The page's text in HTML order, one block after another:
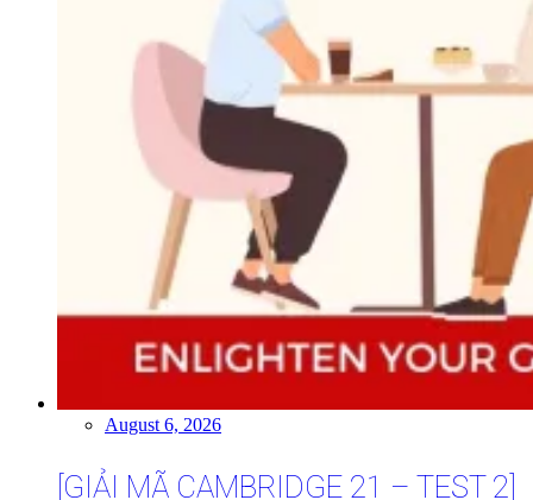
August 6, 2026
[GIẢI MÃ CAMBRIDGE 21 – TEST 2]